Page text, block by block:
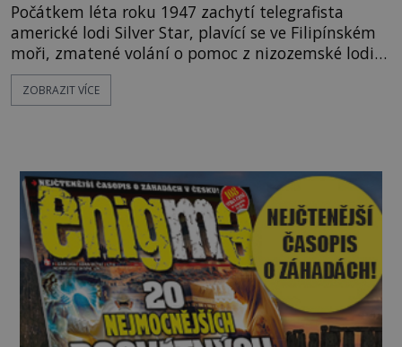
Počátkem léta roku 1947 zachytí telegrafista
americké lodi Silver Star, plavící se ve Filipínském
moři, zmatené volání o pomoc z nizozemské lodi
Ourang Medan. Vzkaz, vyťukávaný Morseovou
abecedou, obsahuje volání SOS spolu se slovy, že
ZOBRAZIT VÍCE